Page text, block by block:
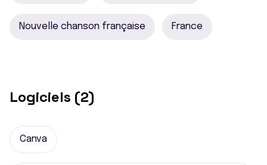
Nouvelle chanson française France
Logiciels (2)
Canva